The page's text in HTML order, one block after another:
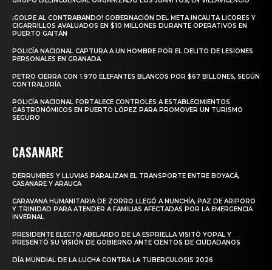
¡GOLPE AL CONTRABANDO! GOBERNACIÓN DEL META INCAUTA LICORES Y
CIGARRILLOS AVALUADOS EN $10 MILLONES DURANTE OPERATIVOS EN
PUERTO GAITÁN
POLICÍA NACIONAL CAPTURA A UN HOMBRE POR EL DELITO DE LESIONES
PERSONALES EN GRANADA
PETRO CIERRA CON 1.970 ELEFANTES BLANCOS POR $67 BILLONES, SEGÚN
CONTRALORÍA
POLICÍA NACIONAL FORTALECE CONTROLES A ESTABLECIMIENTOS
GASTRONÓMICOS EN PUERTO LÓPEZ PARA PROMOVER UN TURISMO
SEGURO
CASANARE
DERRUMBES Y LLUVIAS PARALIZAN EL TRANSPORTE ENTRE BOYACÁ,
CASANARE Y ARAUCA
CARAVANA HUMANITARIA DE ZORRO LLEGÓ A NUNCHÍA, PAZ DE ARIPORO
Y TRINIDAD PARA ATENDER A FAMILIAS AFECTADAS POR LA EMERGENCIA
INVERNAL
PRESIDENTE ELECTO ABELARDO DE LA ESPRIELLA VISITÓ YOPAL Y
PRESENTÓ SU VISIÓN DE GOBIERNO ANTE CIENTOS DE CIUDADANOS
DÍA MUNDIAL DE LA LUCHA CONTRA LA TUBERCULOSIS 2026